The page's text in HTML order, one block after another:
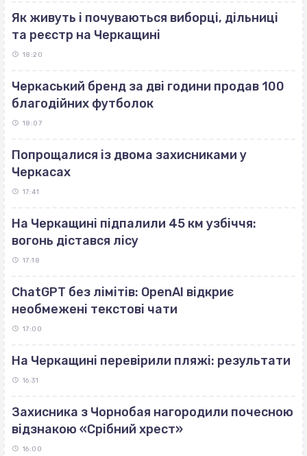
Як живуть і почуваються виборці, дільниці
та реєстр на Черкащині
18:20
Черкаський бренд за дві години продав 100
благодійних футболок
18:07
Попрощалися із двома захисниками у
Черкасах
17:41
На Черкащині підпалили 45 км узбіччя:
вогонь дістався лісу
17:18
ChatGPT без лімітів: OpenAI відкриє
необмежені текстові чати
17:00
На Черкащині перевірили пляжі: результати
16:31
Захисника з Чорнобая нагородили почесною
відзнакою «Срібний хрест»
16:00